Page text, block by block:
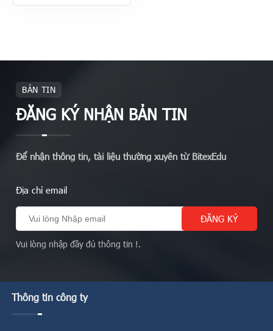
BẢN TIN
ĐĂNG KÝ NHẬN BẢN TIN
Để nhận thông tin, tài liệu thường xuyên từ BitexEdu
Địa chỉ email
Vui lòng nhập đầy đủ thông tin !.
Thông tin công ty